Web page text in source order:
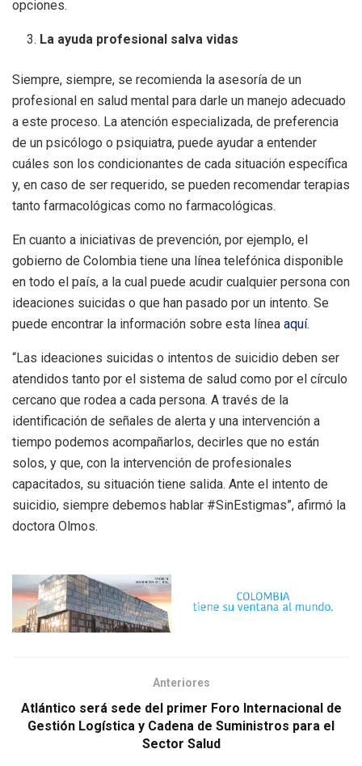
opciones.
La ayuda profesional salva vidas
Siempre, siempre, se recomienda la asesoría de un
profesional en salud mental para darle un manejo adecuado
a este proceso. La atención especializada, de preferencia
de un psicólogo o psiquiatra, puede ayudar a entender
cuáles son los condicionantes de cada situación específica
y, en caso de ser requerido, se pueden recomendar terapias
tanto farmacológicas como no farmacológicas.
En cuanto a iniciativas de prevención, por ejemplo, el
gobierno de Colombia tiene una línea telefónica disponible
en todo el país, a la cual puede acudir cualquier persona con
ideaciones suicidas o que han pasado por un intento. Se
puede encontrar la información sobre esta línea aquí.
“Las ideaciones suicidas o intentos de suicidio deben ser
atendidos tanto por el sistema de salud como por el círculo
cercano que rodea a cada persona. A través de la
identificación de señales de alerta y una intervención a
tiempo podemos acompañarlos, decirles que no están
solos, y que, con la intervención de profesionales
capacitados, su situación tiene salida. Ante el intento de
suicidio, siempre debemos hablar #SinEstigmas”, afirmó la
doctora Olmos.
Anteriores
Atlántico será sede del primer Foro Internacional de
Gestión Logística y Cadena de Suministros para el
Sector Salud